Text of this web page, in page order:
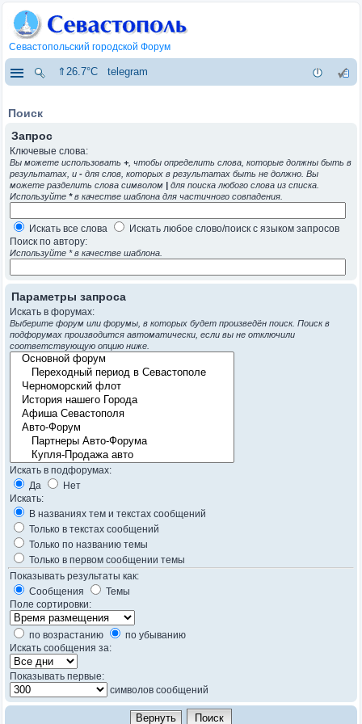
Севастопольский городской Форум
⇑26.7°C telegram
Поиск
Запрос
Ключевые слова:
Вы можете использовать +, чтобы определить слова, которые должны быть в
результатах, и - для слов, которых в результатах быть не должно. Вы
можете разделить слова символом | для поиска любого слова из списка.
Используйте *в качестве шаблона для частичного совпадения.
Искать все слова
Искать любое слово/поиск с языком запросов
Поиск по автору:
Используйте * в качестве шаблона.
Параметры запроса
Искать в форумах:
Выберите форум или форумы, в которых будет произведён поиск. Поиск в
подфорумах производится автоматически, если вы не отключили
соответствующую опцию ниже.
Искать в подфорумах:
Да
Нет
Искать:
В названиях тем и текстах сообщений
Только в текстах сообщений
Только по названию темы
Только в первом сообщении темы
Показывать результаты как:
Сообщения
Темы
Поле сортировки:
по возрастанию
по убыванию
Искать сообщения за:
Показывать первые:
символов сообщений